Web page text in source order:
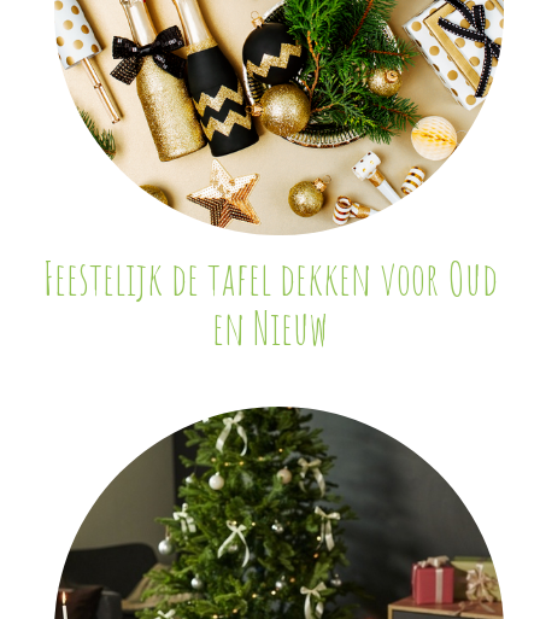
Feestelijk de tafel dekken voor Oud
en Nieuw